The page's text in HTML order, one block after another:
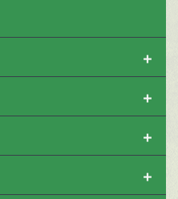
+
+
+
+